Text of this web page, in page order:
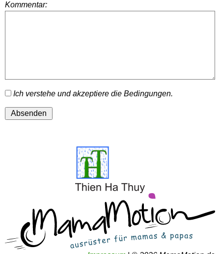
Kommentar:
Ich verstehe und akzeptiere die Bedingungen.